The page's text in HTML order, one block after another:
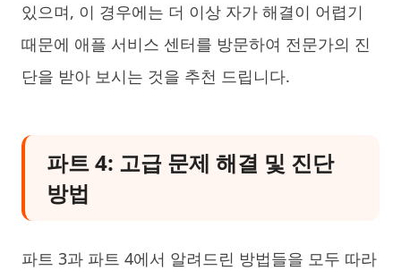
있으며, 이 경우에는 더 이상 자가 해결이 어렵기
때문에 애플 서비스 센터를 방문하여 전문가의 진
단을 받아 보시는 것을 추천 드립니다.
파트 4: 고급 문제 해결 및 진단
방법
파트 3과 파트 4에서 알려드린 방법들을 모두 따라